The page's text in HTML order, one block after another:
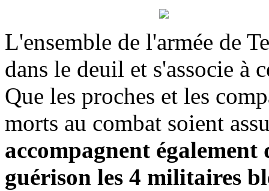
L'ensemble de l'armée de
dans le deuil et s'associe à
Que les proches et les
morts au combat soient
accompagnent
guérison les 4 militaires